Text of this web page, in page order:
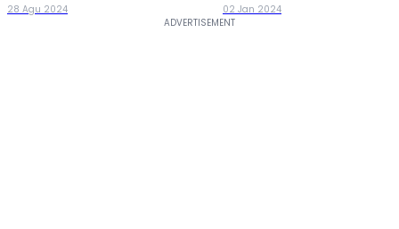
28 Agu 2024 02 Jan 2024